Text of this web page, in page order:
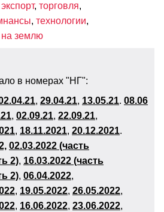
экспорт, торговля,
, технологии,
на землю
в номерах "НГ":
, 29.04.21, 13.05.21. 08.06
, 02.09.21, 22.09.21,
, 18.11.2021, 20.12.2021.
02.03.2022 (часть
2), 16.03.2022 (часть
2), 06.04.2022,
, 19.05.2022, 26.05.2022,
, 16.06.2022, 23.06.2022,